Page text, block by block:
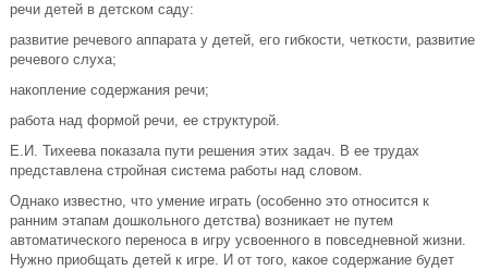
речи детей в детском саду:
развитие речевого аппарата у детей, его гибкости, четкости, развитие
речевого слуха;
накопление содержания речи;
работа над формой речи, ее структурой.
Е.И. Тихеева показала пути решения этих задач. В ее трудах
представлена стройная система работы над словом.
Однако известно, что умение играть (особенно это относится к
ранним этапам дошкольного детства) возникает не путем
автоматического переноса в игру усвоенного в повседневной жизни.
Нужно приобщать детей к игре. И от того, какое содержание будет